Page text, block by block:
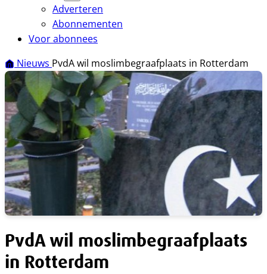
Adverteren
Abonnementen
Voor abonnees
Nieuws PvdA wil moslimbegraafplaats in Rotterdam
PvdA wil moslimbegraafplaats
in Rotterdam